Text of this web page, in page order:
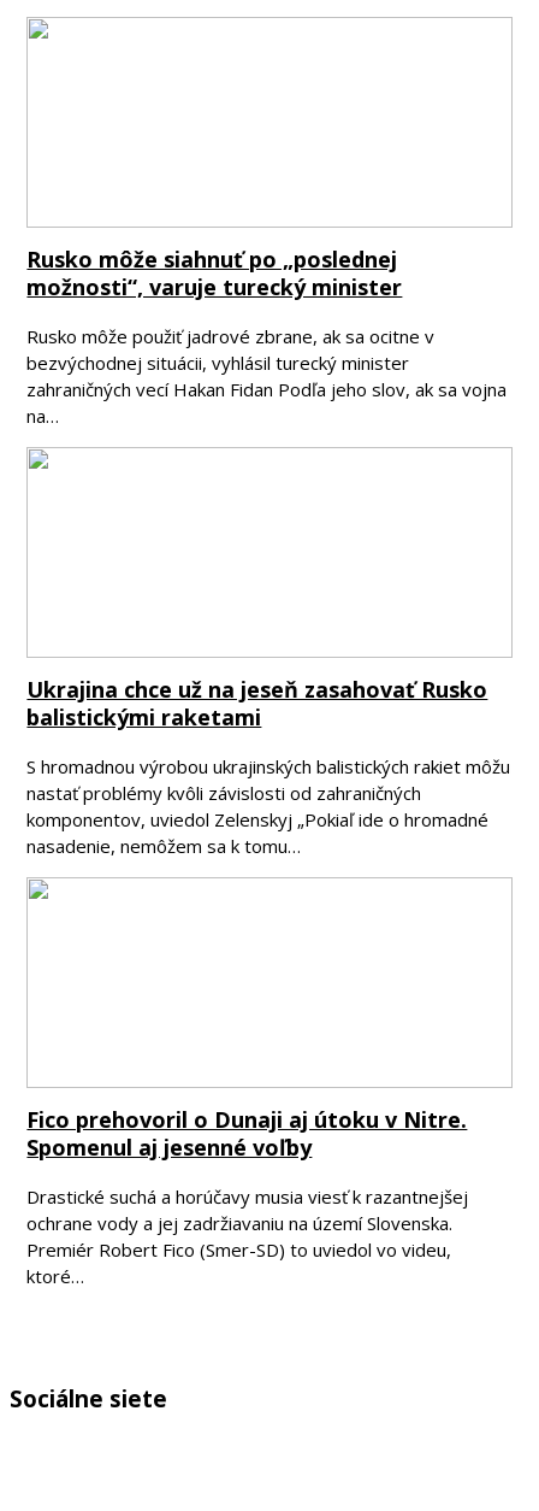
Rusko môže siahnuť po „poslednej
možnosti“, varuje turecký minister
Rusko môže použiť jadrové zbrane, ak sa ocitne v
bezvýchodnej situácii, vyhlásil turecký minister
zahraničných vecí Hakan Fidan Podľa jeho slov, ak sa vojna
na…
Ukrajina chce už na jeseň zasahovať Rusko
balistickými raketami
S hromadnou výrobou ukrajinských balistických rakiet môžu
nastať problémy kvôli závislosti od zahraničných
komponentov, uviedol Zelenskyj „Pokiaľ ide o hromadné
nasadenie, nemôžem sa k tomu…
Fico prehovoril o Dunaji aj útoku v Nitre.
Spomenul aj jesenné voľby
Drastické suchá a horúčavy musia viesť k razantnejšej
ochrane vody a jej zadržiavaniu na území Slovenska.
Premiér Robert Fico (Smer-SD) to uviedol vo videu,
ktoré…
Sociálne siete